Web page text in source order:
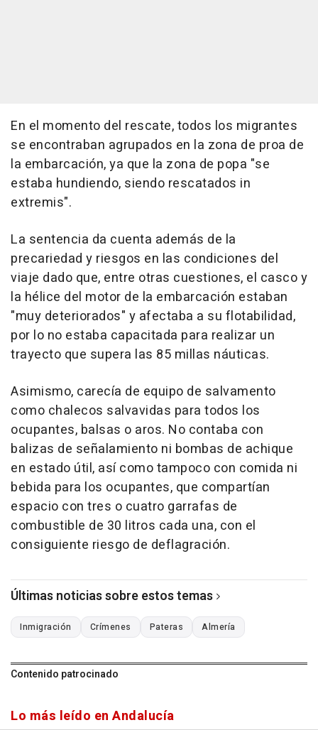
En el momento del rescate, todos los migrantes
se encontraban agrupados en la zona de proa de
la embarcación, ya que la zona de popa "se
estaba hundiendo, siendo rescatados in
extremis".
La sentencia da cuenta además de la
precariedad y riesgos en las condiciones del
viaje dado que, entre otras cuestiones, el casco y
la hélice del motor de la embarcación estaban
"muy deteriorados" y afectaba a su flotabilidad,
por lo no estaba capacitada para realizar un
trayecto que supera las 85 millas náuticas.
Asimismo, carecía de equipo de salvamento
como chalecos salvavidas para todos los
ocupantes, balsas o aros. No contaba con
balizas de señalamiento ni bombas de achique
en estado útil, así como tampoco con comida ni
bebida para los ocupantes, que compartían
espacio con tres o cuatro garrafas de
combustible de 30 litros cada una, con el
consiguiente riesgo de deflagración.
Últimas noticias sobre estos temas
Inmigración Crímenes Pateras Almería
Contenido patrocinado
Lo más leído en Andalucía